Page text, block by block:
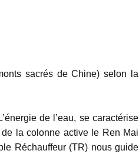
sacrés de Chine) selon la
de l’eau, se caractérise
la colonne active le Ren Mai
Réchauffeur (TR) nous guide